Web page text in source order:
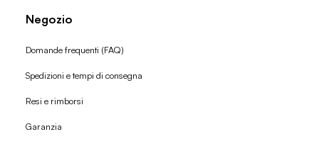
Negozio
Domande frequenti (FAQ)
Spedizioni e tempi di consegna
Resi e rimborsi
Garanzia